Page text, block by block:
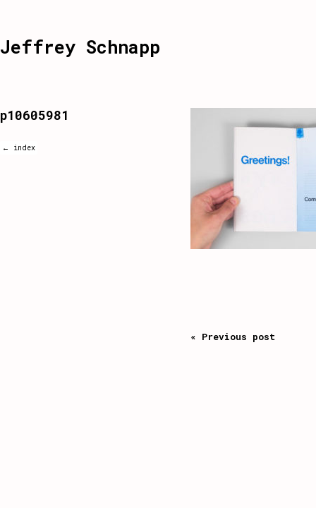
Jeffrey Schnapp
« Previous post
p10605981
← index